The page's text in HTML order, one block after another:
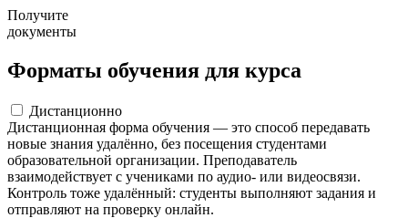
Получите
документы
Форматы обучения для курса
Дистанционно
Дистанционная форма обучения — это способ передавать
новые знания удалённо, без посещения студентами
образовательной организации. Преподаватель
взаимодействует с учениками по аудио- или видеосвязи.
Контроль тоже удалённый: студенты выполняют задания и
отправляют на проверку онлайн.